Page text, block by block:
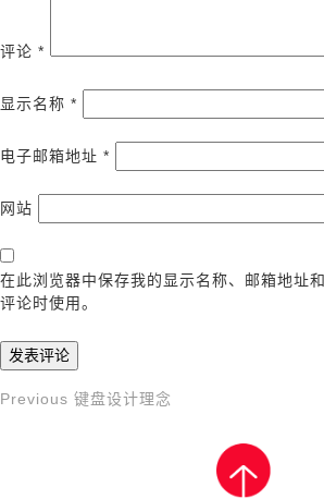
评论 *
显示名称 *
电子邮箱地址 *
网站
在此浏览器中保存我的显示名称、邮箱地址
评论时使用。
文
Previous
Previous 键盘设计理念